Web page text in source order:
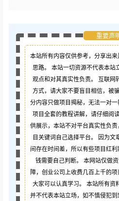
重要声
本站所有内容仅供参考，分享出
思路。 本站一切资源不代表本站
观点和对其真实性负责。 互联网
方式，请大家不要盲目相信，被
分内容只做项目揭秘，无法一对
项目全套的教程讲解，请仔细阅
供展示，本站不对平台真实性负
目关键词自己选择平台。 因为文
间存在时间差，所以有些项目红
钱需要自己判断。 本网站仅做
障，创业公司上收费几百上千的
大家可以认真学习。 本站所有资
并不代表本站立场，如不慎侵犯